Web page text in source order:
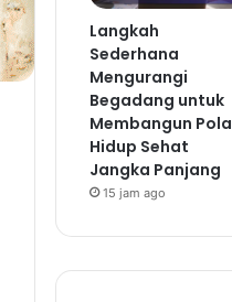
Langkah
Sederhana
Mengurangi
Begadang untuk
Membangun Pola
Hidup Sehat
Jangka Panjang
15 jam ago